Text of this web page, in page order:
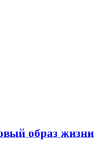
образ жизни